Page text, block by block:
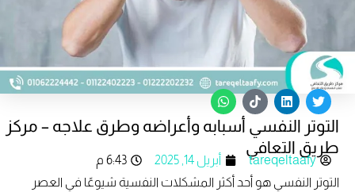
T
w
i
t
t
e
L
i
n
e
d
n
T
i
t
o
k
W
h
a
a
p
p
التوتر النفسي أسبابه وأعراضه وطرق علاجه – مركز
طريق التعافي
tareqeltaafy أبريل 14, 2025
6:43 م
التوتر النفسي هو أحد أكثر المشكلات النفسية شيوعًا في العصر